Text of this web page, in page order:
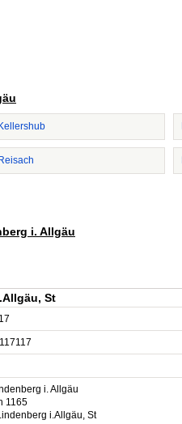
Kellershub
Reisach
i. Allgäu
St
i. Allgäu
1165
i.Allgäu, St